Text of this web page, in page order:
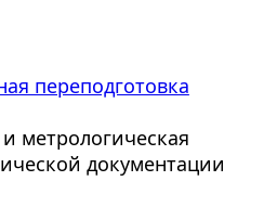
переподготовка
метрологическая
документации